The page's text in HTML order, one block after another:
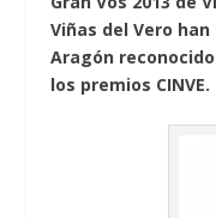
Viñas del Vero
Aragón
los premios CINVE.